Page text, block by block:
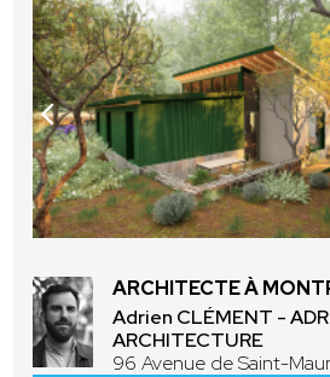
ARCHITECTE À
Adrien CLÉMENT -
ARCHITECTURE
96 Avenue de Saint-